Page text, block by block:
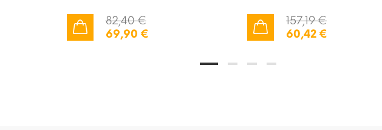
82,40 €
69,90 €
157,19 €
60,42 €